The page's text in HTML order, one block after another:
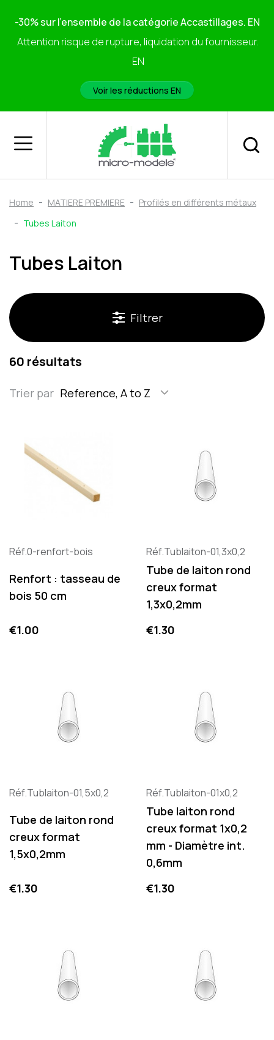
-30% sur l'ensemble de la catégorie Accastillages. EN
Attention risque de rupture, liquidation du fournisseur.
EN
Voir les réductions EN
Home MATIERE PREMIERE
Profilés en différents métaux
Tubes Laiton
Tubes Laiton
Filtrer
60 résultats
Trier par Reference, A to Z
Réf.0-renfort-bois
Renfort : tasseau de
bois 50 cm
Price
€1.00
Réf.Tublaiton-01,3x0,2
Tube de laiton rond
creux format
1,3x0,2mm
Price
€1.30
Réf.Tublaiton-01,5x0,2
Tube de laiton rond
creux format
1,5x0,2mm
Price
€1.30
Réf.Tublaiton-01x0,2
Tube laiton rond
creux format 1x0,2
mm - Diamètre int.
0,6mm
Price
€1.30